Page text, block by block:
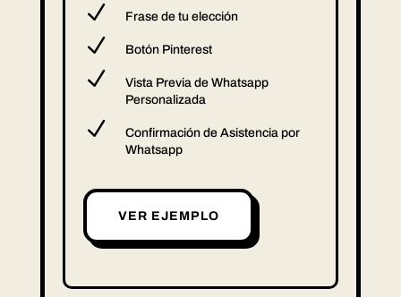
N Frase de tu elección
N Botón Pinterest
N
Vista Previa de Whatsapp
Personalizada
N
Confirmación de Asistencia por
Whatsapp
VER EJEMPLO